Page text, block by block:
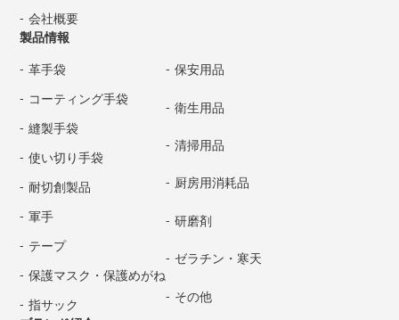
会社概要
製品情報
革手袋
コーティング手袋
縫製手袋
使い切り手袋
耐切創製品
軍手
テープ
保護マスク・保護めがね
指サック
保安用品
衛生用品
清掃用品
厨房用消耗品
研磨剤
ゼラチン・寒天
その他